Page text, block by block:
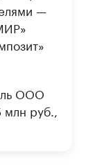
—
ООО
млн руб.,